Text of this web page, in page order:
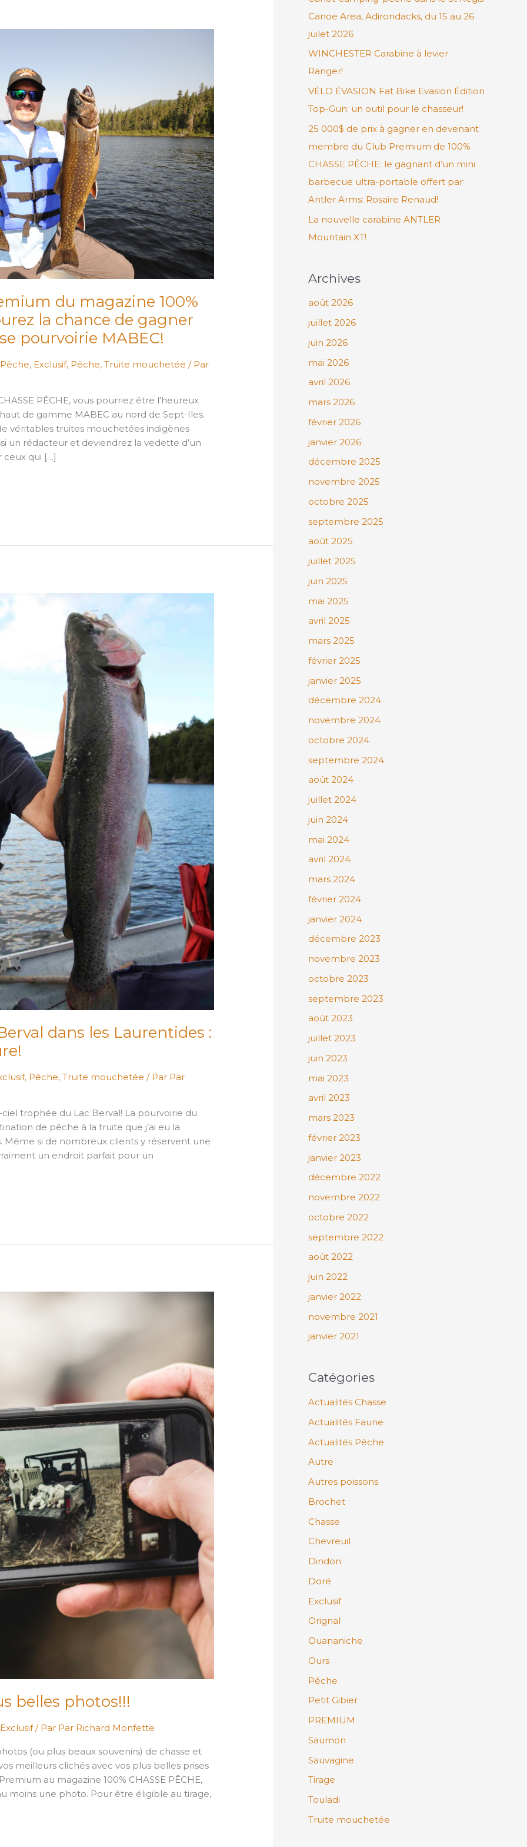
du magazine 100%
la chance de gagner
pourvoirie MABEC!
, Exclusif, Pêche,Truite mouchetée / Par
PÊCHE, vous pourriez être l’heureux
de gamme MABEC au nord de Sept-Iles.
véritables truites mouchetées indigènes
un rédacteur et deviendrez la vedette d’un
ceux qui […]
dans les Laurentides :
, Pêche,Truite mouchetée / Par Par
trophée du Lac Berval! La pourvoirie du
de pêche à la truite que j’ai eu la
Même si de nombreux clients y réservent une
un endroit parfait pour un
belles photos!!!
Exclusif/ Par Par Richard Monfette
(ou plus beaux souvenirs) de chasse et
meilleurs clichés avec vos plus belles prises
au magazine 100% CHASSE PÊCHE,
moins une photo. Pour être éligible au tirage,
r
c
h
e
r
:
Canoe Area, Adirondacks, du 15 au 26
juilet 2026
WINCHESTER Carabine à levier
Ranger!
VÉLO ÉVASION Fat Bike Evasion Édition
Top-Gun: un outil pour le chasseur!
25 000$ de prix à gagner en devenant
membre du Club Premium de 100%
CHASSE PÊCHE: le gagnant d’un mini
barbecue ultra-portable offert par
Antler Arms: Rosaire Renaud!
La nouvelle carabine ANTLER
Mountain XT!
Archives
août 2026
juillet 2026
juin 2026
mai 2026
avril 2026
mars 2026
février 2026
janvier 2026
décembre 2025
novembre 2025
octobre 2025
septembre 2025
août 2025
juillet 2025
juin 2025
mai 2025
avril 2025
mars 2025
février 2025
janvier 2025
décembre 2024
novembre 2024
octobre 2024
septembre 2024
août 2024
juillet 2024
juin 2024
mai 2024
avril 2024
mars 2024
février 2024
janvier 2024
décembre 2023
novembre 2023
octobre 2023
septembre 2023
août 2023
juillet 2023
juin 2023
mai 2023
avril 2023
mars 2023
février 2023
janvier 2023
décembre 2022
novembre 2022
octobre 2022
septembre 2022
août 2022
juin 2022
janvier 2022
novembre 2021
janvier 2021
Catégories
Actualités Chasse
Actualités Faune
Actualités Pêche
Autre
Autres poissons
Brochet
Chasse
Chevreuil
Dindon
Doré
Exclusif
Orignal
Ouananiche
Ours
Pêche
Petit Gibier
PREMIUM
Saumon
Sauvagine
Tirage
Touladi
Truite mouchetée